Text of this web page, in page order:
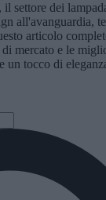
settore dei
all'avanguardia,
articolo
mercato e le
un tocco di